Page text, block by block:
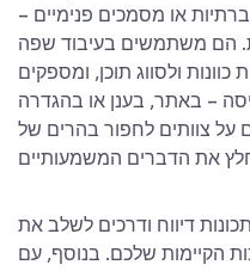
או מסמכים פנימיים –
הם משתמשים בעיבוד שפה
ולסווג תוכן, ומספקים
– באתר, בענן או בהגדרה
על צוותים לחפור בהרים של
דיווח ודרכים לשלב את
הקיימות שלכם. בנוסף, עם